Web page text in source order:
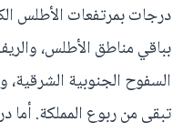
بباقي مناطق الأطلس،
تبقى من ربوع المملكة. أما